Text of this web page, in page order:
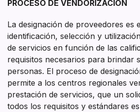
PROCESO DE VENDORIZACIÓN
La designación de proveedores es
identificación, selección y
de servicios en función de las
requisitos necesarios para brindar
personas. El proceso de
permite a los centros regionales
prestación de servicios, que un
todos los requisitos y estándares